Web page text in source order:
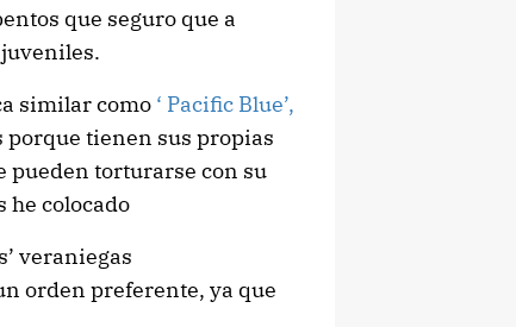
que seguro que a
similar como‘ Pacific Blue’,
porque tienen sus propias
pueden torturarse con su
he colocado
veraniegas
orden preferente, ya que